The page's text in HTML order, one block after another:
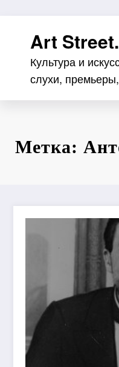
содержимомуArt Street.
Культура и
слухи,
Метка: